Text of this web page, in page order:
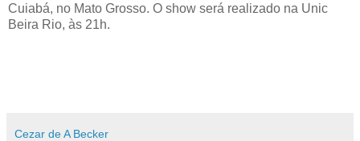
Cuiabá, no Mato Grosso. O show será realizado na Unic
Beira Rio, às 21h.
Cezar de A Becker